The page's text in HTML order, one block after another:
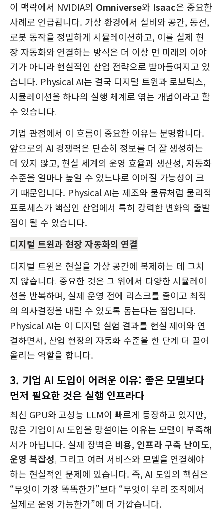
이 맥락에서 NVIDIA의 Omniverse와 Isaac은 중요한
사례로 언급됩니다. 가상 환경에서 설비와 공간, 동선,
로봇 동작을 정밀하게 시뮬레이션하고, 이를 실제 현
장 자동화와 연결하는 방식은 더 이상 먼 미래의 이야
기가 아니라 현실적인 산업 전략으로 받아들여지고 있
습니다. Physical AI는 결국 디지털 트윈과 로보틱스,
시뮬레이션을 하나의 실행 체계로 엮는 개념이라고 할
수 있습니다.
기업 관점에서 이 흐름이 중요한 이유는 분명합니다.
앞으로의 AI 경쟁력은 단순히 정보를 더 잘 생성하는
데 있지 않고, 현실 세계의 운영 효율과 생산성, 자동화
수준을 얼마나 높일 수 있느냐로 이어질 가능성이 크
기 때문입니다. Physical AI는 제조와 물류처럼 물리적
프로세스가 핵심인 산업에서 특히 강력한 변화의 출발
점이 될 수 있습니다.
디지털 트윈과 현장 자동화의 연결
디지털 트윈은 현실을 가상 공간에 복제하는 데 그치
지 않습니다. 중요한 것은 그 위에서 다양한 시뮬레이
션을 반복하며, 실제 운영 전에 리스크를 줄이고 최적
의 의사결정을 내릴 수 있도록 돕는다는 점입니다.
Physical AI는 이 디지털 실험 결과를 현실 제어와 연
결하면서, 산업 현장의 자동화 수준을 한 단계 더 끌어
올리는 역할을 합니다.
3. 기업 AI 도입이 어려운 이유: 좋은 모델보다
먼저 필요한 것은 실행 인프라다
최신 GPU와 고성능 LLM이 빠르게 등장하고 있지만,
많은 기업이 AI 도입을 망설이는 이유는 모델이 부족해
서가 아닙니다. 실제 장벽은 비용, 인프라 구축 난이도,
운영 복잡성, 그리고 여러 서비스와 모델을 연결해야
하는 현실적인 문제에 있습니다. 즉, AI 도입의 핵심은
“무엇이 가장 똑똑한가”보다 “무엇이 우리 조직에서
실제로 운영 가능한가”에 더 가깝습니다.